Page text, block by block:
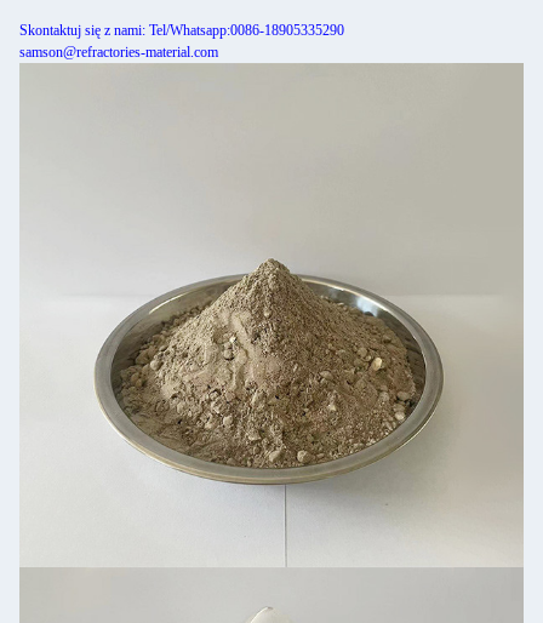
Skontaktuj się z nami: Tel/Whatsapp:0086-18905335290
samson@refractories-material.com